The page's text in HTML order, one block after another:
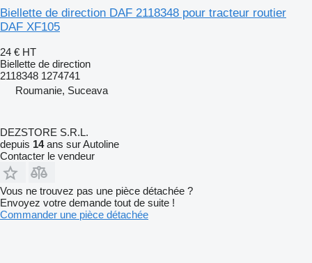
Biellette de direction DAF 2118348 pour tracteur routier
DAF XF105
24 € HT
Biellette de direction
2118348 1274741
Roumanie, Suceava
DEZSTORE S.R.L.
depuis 14ans sur Autoline
Contacter le vendeur
Vous ne trouvez pas une pièce détachée ?
Envoyez votre demande tout de suite !
Commander une pièce détachée